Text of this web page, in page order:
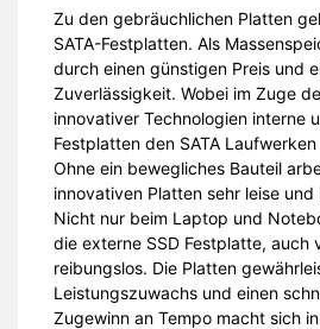
Zu den gebräuchlichen Platten
SATA-Festplatten. Als
durch einen günstigen Preis und
Zuverlässigkeit. Wobei im Zuge
innovativer Technologien interne
Festplatten den SATA
Ohne ein bewegliches Bauteil
innovativen Platten sehr leise
Nicht nur beim Laptop und
die externe SSD Festplatte, auch
reibungslos. Die Platten
Leistungszuwachs und einen
Zugewinn an Tempo macht sich